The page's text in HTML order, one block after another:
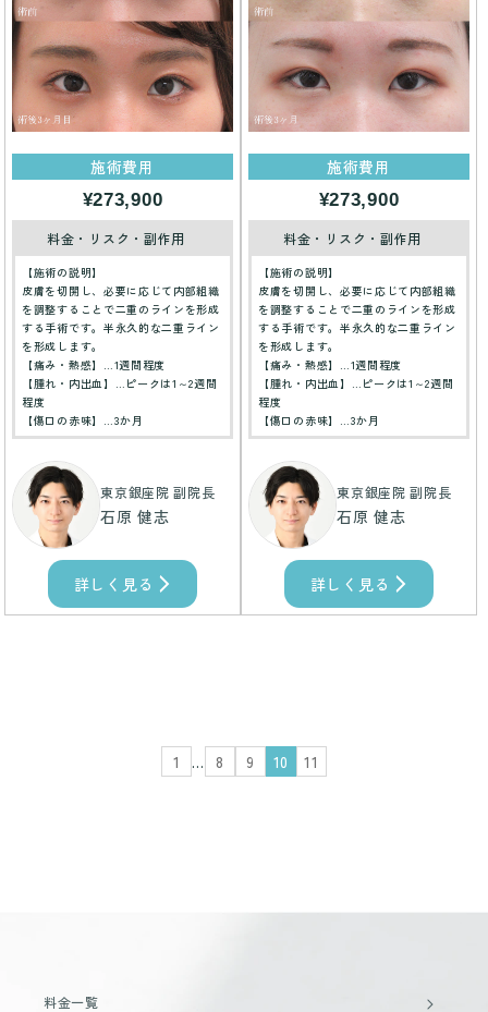
施術費用
¥273,900
料金・リスク・副作用
【施術の説明】
皮膚を切開し、必要に応じて内部組織
を調整することで二重のラインを形成
する手術です。半永久的な二重ライン
を形成します。
【痛み・熱感】…1週間程度
【腫れ・内出血】…ピークは1～2週間
程度
【傷口の赤味】…3か月
東京銀座院 副院長
石原 健志
詳しく見る
施術費用
¥273,900
料金・リスク・副作用
【施術の説明】
皮膚を切開し、必要に応じて内部組織
を調整することで二重のラインを形成
する手術です。半永久的な二重ライン
を形成します。
【痛み・熱感】…1週間程度
【腫れ・内出血】…ピークは1～2週間
程度
【傷口の赤味】…3か月
東京銀座院 副院長
石原 健志
詳しく見る
1 … 8 9 10 11
料金一覧